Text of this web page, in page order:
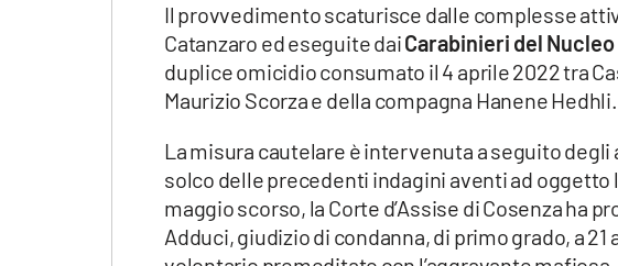
Vai
Il provvedimento scaturisce dalle complesse
Catanzaro ed eseguite daiCarabinieri del
duplice omicidio consumato il 4 aprile 2022 tra
Maurizio Scorza e della compagna Hanene Hedhli.
La misura cautelare è intervenuta a seguito
solco delle precedenti indagini aventi ad oggetto
maggio scorso, la Corte d’Assise di Cosenza ha
Adduci, giudizio di condanna, di primo grado, a